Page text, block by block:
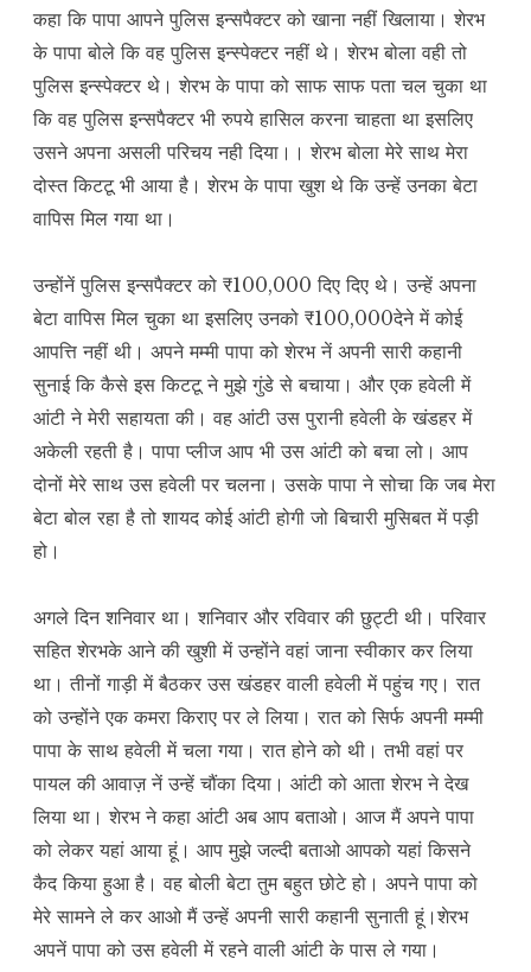
कहा कि पापा आपने पुलिस इन्सपैक्टर को खाना नहीं खिलाया। शेरभ
के पापा बोले कि वह पुलिस इन्स्पेक्टर नहीं थे। शेरभ बोला वही तो
पुलिस इन्स्पेक्टर थे। शेरभ के पापा को साफ साफ पता चल चुका था
कि वह पुलिस इन्सपैक्टर भी रुपये हासिल करना चाहता था इसलिए
उसने अपना असली परिचय नही दिया।। शेरभ बोला मेरे साथ मेरा
दोस्त किटटू भी आया है। शेरभ के पापा खुश थे कि उन्हें उनका बेटा
वापिस मिल गया था।
उन्होंनें पुलिस इन्सपैक्टर को ₹100,000 दिए दिए थे। उन्हें अपना
बेटा वापिस मिल चुका था इसलिए उनको ₹100,000देने में कोई
आपत्ति नहीं थी। अपने मम्मी पापा को शेरभ नें अपनी सारी कहानी
सुनाई कि कैसे इस किटटू ने मुझे गुंडे से बचाया। और एक हवेली में
आंटी ने मेरी सहायता की। वह आंटी उस पुरानी हवेली के खंडहर में
अकेली रहती है। पापा प्लीज आप भी उस आंटी को बचा लो। आप
दोनों मेरे साथ उस हवेली पर चलना। उसके पापा ने सोचा कि जब मेरा
बेटा बोल रहा है तो शायद कोई आंटी होगी जो बिचारी मुसिबत में पड़ी
हो।
अगले दिन शनिवार था। शनिवार और रविवार की छुट्टी थी। परिवार
सहित शेरभके आने की खुशी में उन्होंने वहां जाना स्वीकार कर लिया
था। तीनों गाड़ी में बैठकर उस खंडहर वाली हवेली में पहुंच गए। रात
को उन्होंने एक कमरा किराए पर ले लिया। रात को सिर्फ अपनी मम्मी
पापा के साथ हवेली में चला गया। रात होने को थी। तभी वहां पर
पायल की आवाज़ नें उन्हें चौंका दिया। आंटी को आता शेरभ ने देख
लिया था। शेरभ ने कहा आंटी अब आप बताओ। आज मैं अपने पापा
को लेकर यहां आया हूं। आप मुझे जल्दी बताओ आपको यहां किसने
कैद किया हुआ है। वह बोली बेटा तुम बहुत छोटे हो। अपने पापा को
मेरे सामने ले कर आओ मैं उन्हें अपनी सारी कहानी सुनाती हूं।शेरभ
अपनें पापा को उस हवेली में रहने वाली आंटी के पास ले गया।